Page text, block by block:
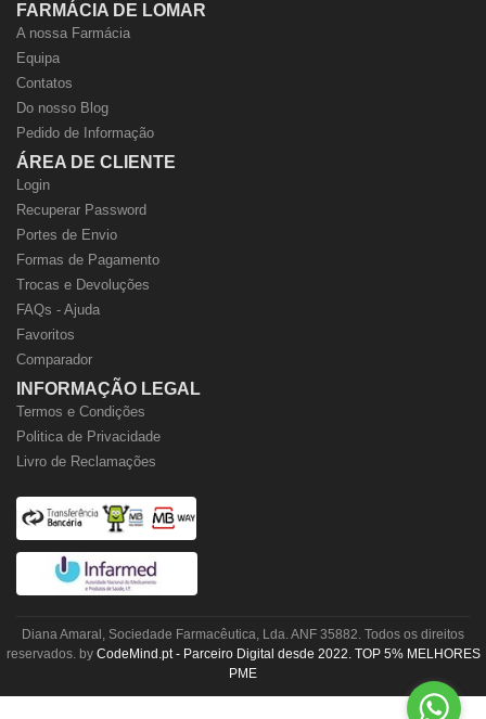
FARMÁCIA DE LOMAR
A nossa Farmácia
Equipa
Contatos
Do nosso Blog
Pedido de Informação
ÁREA DE CLIENTE
Login
Recuperar Password
Portes de Envio
Formas de Pagamento
Trocas e Devoluções
FAQs - Ajuda
Favoritos
Comparador
INFORMAÇÃO LEGAL
Termos e Condições
Politica de Privacidade
Livro de Reclamações
Diana Amaral, Sociedade Farmacêutica, Lda. ANF 35882. Todos os direitos
reservados. by CodeMind.pt - Parceiro Digital desde 2022. TOP 5% MELHORES
PME